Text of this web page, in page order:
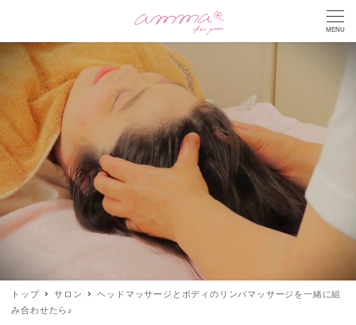
MENU
トップ サロン
ヘッドマッサージとボディのリンパマッサージを一緒に組
み合わせたら♪